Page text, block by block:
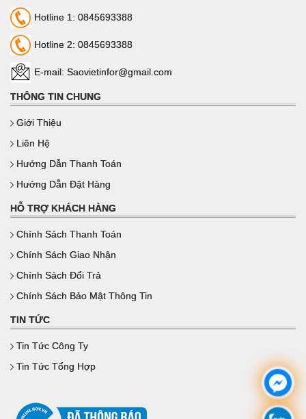
Hotline 1: 0845693388
Hotline 2: 0845693388
E-mail: Saovietinfor@gmail.com
THÔNG TIN CHUNG
Giới Thiệu
Liên Hệ
Hướng Dẫn Thanh Toán
Hướng Dẫn Đặt Hàng
HỖ TRỢ KHÁCH HÀNG
Chính Sách Thanh Toán
Chính Sách Giao Nhận
Chính Sách Đổi Trả
Chính Sách Bảo Mật Thông Tin
TIN TỨC
Tin Tức Công Ty
Tin Tức Tổng Hợp